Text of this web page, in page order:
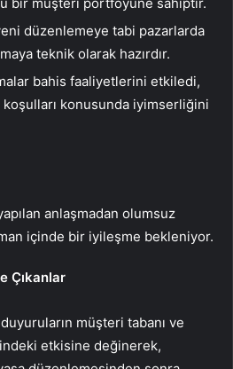
düzenlemeye tabi pazarlarda
teknik olarak hazırdır.
bahis faaliyetlerini etkiledi,
konusunda iyimserliğini
anlaşmadan olumsuz
içinde bir iyileşme bekleniyor.
Çıkanlar
müşteri tabanı ve
etkisine değinerek,